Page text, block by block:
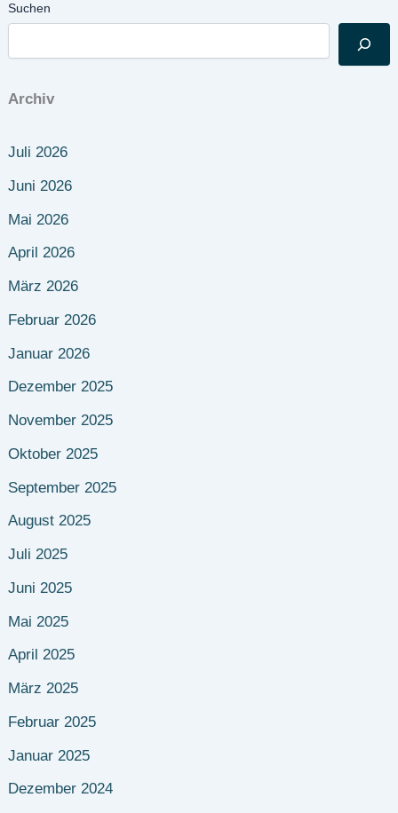
Suchen
Archiv
Juli 2026
Juni 2026
Mai 2026
April 2026
März 2026
Februar 2026
Januar 2026
Dezember 2025
November 2025
Oktober 2025
September 2025
August 2025
Juli 2025
Juni 2025
Mai 2025
April 2025
März 2025
Februar 2025
Januar 2025
Dezember 2024